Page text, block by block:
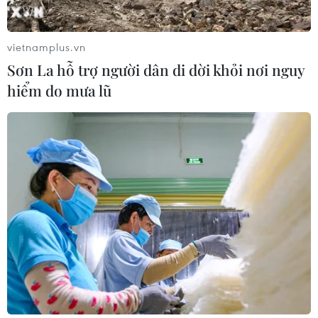
CƠ QUAN CHỦ QUẢN: THÔNG TẤN XÃ VIỆT NAM
Tổng Biên tập: TRẦN TIẾN DUẨN
Phó Tổng Biên tập: NGUYỄN THỊ TÁM, KHÚC THANH
THỦY
Sở hữu trí tuệ
Quy định sử dụng
RSS
Hỗ trợ
Ngôn ngữ
TTXVN
Dịch vụ tin
Quảng cáo
Liên hệ
vietnamplus.vn
Sơn La hỗ trợ người dân di dời khỏi nơi nguy
hiểm do mưa lũ